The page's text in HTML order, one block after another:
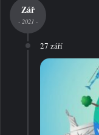
Zář
- 2021 -
27 září